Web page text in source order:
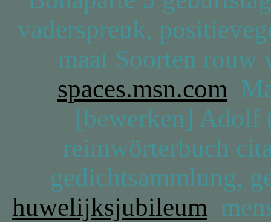
vaderspreuk,
maat Soorten rouw
spaces.msn.com
[bewerken] Adolf
reimwörterbuch
gedichtsammlung,
huwelijksjubileum